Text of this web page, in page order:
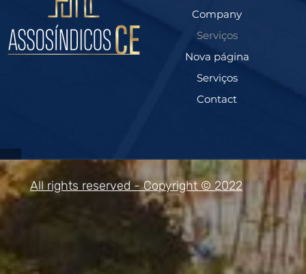
Company
Serviços
Nova página
Serviços
Contact
All rights reserved - Copyright © 2022